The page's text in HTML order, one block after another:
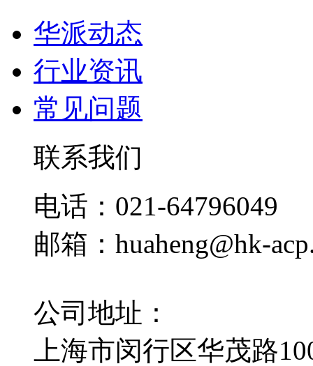
华派动态
行业资讯
常见问题
联系我们
电话：021-64796049
邮箱：huaheng@hk-
公司地址：
上海市闵行区华茂路